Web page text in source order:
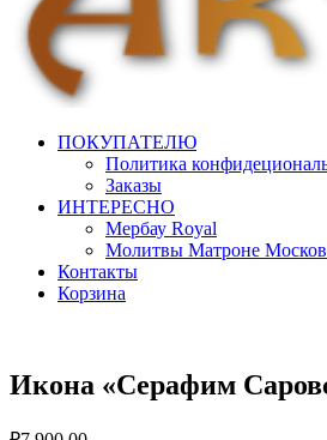
artorthodox
Иконы в современном дизайне
ПОКУПАТЕЛЮ
Политика
Заказы
ИНТЕРЕСНО
Мербау Royal
Молитвы Матроне
Контакты
Корзина
Икона «Серафим